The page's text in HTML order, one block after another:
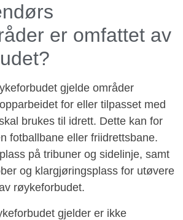
er omfattet av
gjelde områder
for eller tilpasset med
brukes til idrett. Dette kan for
fotballbane eller friidrettsbane.
på tribuner og sidelinje, samt
og klargjøringsplass for utøvere
røykeforbudet.
gjelder er ikke